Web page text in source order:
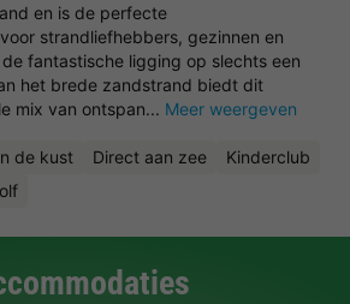
en is de perfecte
strandliefhebbers, gezinnen en
fantastische ligging op slechts een
het brede zandstrand biedt dit
mix van ontspan... Meer weergeven
de kust Direct aan zee
Kinderclub